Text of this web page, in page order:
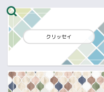
クリッセイ